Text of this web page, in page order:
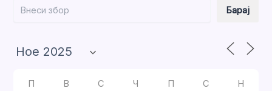
Барај
П В С Ч П С Н